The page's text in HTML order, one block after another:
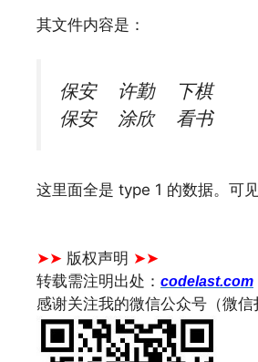
其文件内容是：
保安 许勤 下棋
保安 涂欣 看书
这里面全是 type 1 的数据。可
➤➤ 版权声明 ➤➤
转载需注明出处： codelast.com
感谢关注我的微信公众号（微信